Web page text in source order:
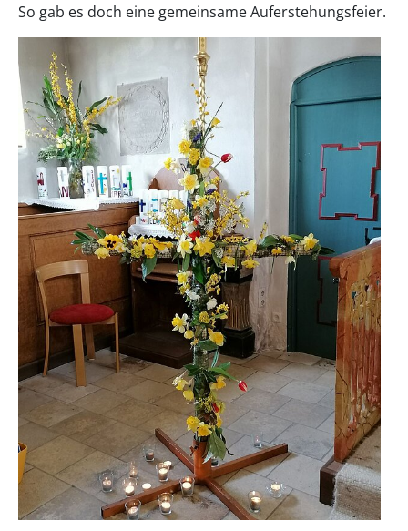
So gab es doch eine gemeinsame Auferstehungsfeier.